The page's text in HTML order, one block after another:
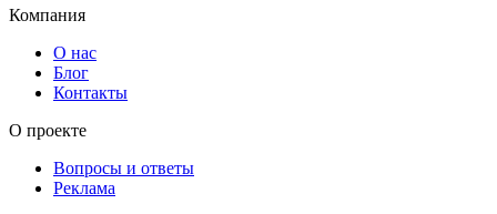
Компания
О нас
Блог
Контакты
О проекте
Вопросы и ответы
Реклама